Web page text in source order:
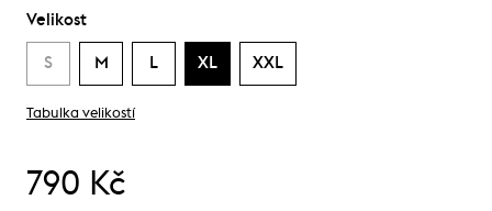
Velikost
S M L XL XXL
Tabulka velikostí
790 Kč